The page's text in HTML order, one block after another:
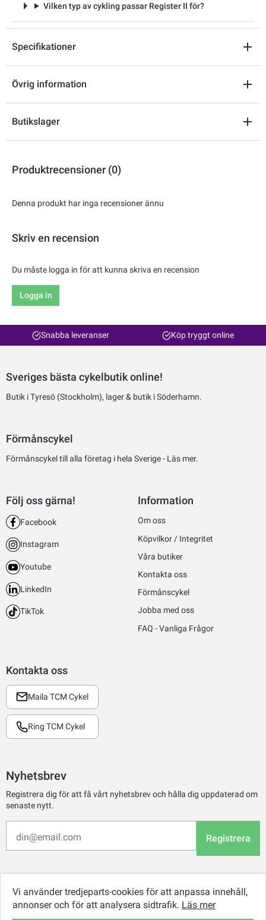
Vilken typ av cykling passar Register II för?
Specifikationer
Övrig information
Butikslager
Produktrecensioner (0)
Denna produkt har inga recensioner ännu
Skriv en recension
Du måste logga in för att kunna skriva en recension
Logga in
Snabba leveranser Köp tryggt online
Sveriges bästa cykelbutik online!
Butik i Tyresö (Stockholm), lager & butik i Söderhamn.
Förmånscykel
Förmånscykel till alla företag i hela Sverige - Läs mer.
Kontakta oss
Maila TCM Cykel
Ring TCM Cykel
Följ oss gärna!
Facebook
Instagram
Youtube
LinkedIn
TikTok
Information
Om oss
Köpvilkor / Integritet
Våra butiker
Kontakta oss
Förmånscykel
Jobba med oss
FAQ - Vanliga Frågor
Nyhetsbrev
Registrera dig för att få vårt nyhetsbrev och hålla dig uppdaterad om
senaste nytt.
Registrera
Vi använder tredjeparts-cookies för att anpassa innehåll,
annonser och för att analysera sidtrafik. Läs mer